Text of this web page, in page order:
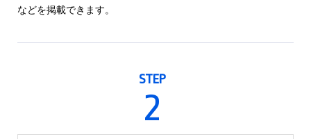
などを掲載できます。
STEP
2